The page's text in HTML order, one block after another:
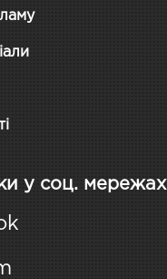
у соц. мережах